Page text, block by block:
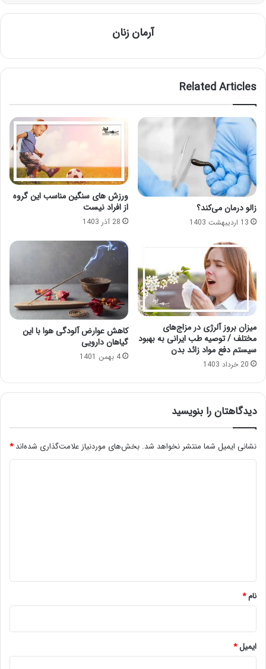
آرمان زنان
Related Articles
زالو درمان می‌کند؟
13 اردیبهشت 1403
ورزش های سنگین مناسب این گروه
از افراد نیست
28 آذر 1403
میزان بروز آلرژی در مزاج‌های
مختلف / توصیه طب ایرانی به بهبود
سیستم دفع مواد زائد بدن
20 خرداد 1403
کاهش عوارض آلودگی هوا با این
گیاهان دارویی
4 بهمن 1401
دیدگاهتان را بنویسید
نشانی ایمیل شما منتشر نخواهد شد. بخش‌های موردنیاز علامت‌گذاری شده‌اند*
نام*
ایمیل*